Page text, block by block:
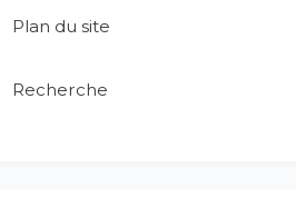
Plan du site
Recherche